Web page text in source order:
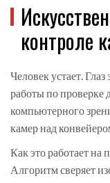
контроле
Человек устает.
работы по проверке
компьютерного
камер над
Как это работает на
Алгоритм сверяет